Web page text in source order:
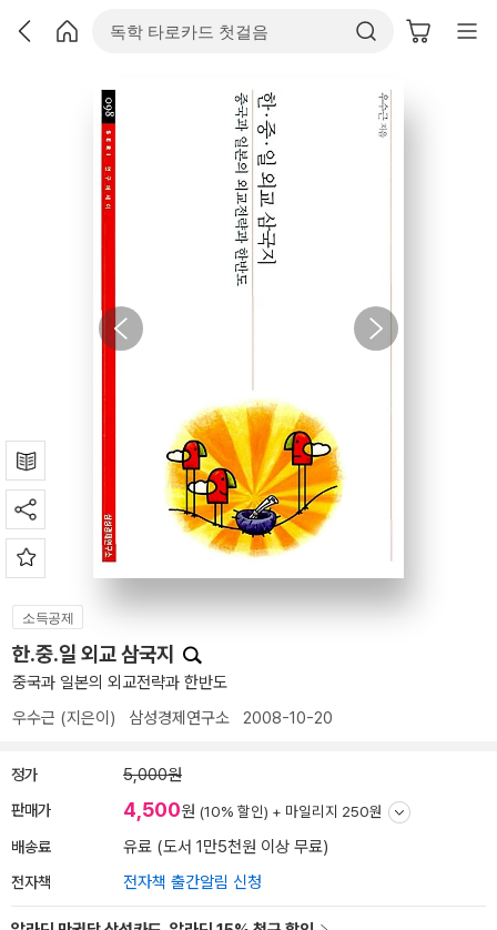
소득공제
한.중.일 외교 삼국지
중국과 일본의 외교전략과 한반도
우수근 (지은이) 삼성경제연구소 2008-10-20
정가 5,000원
판매가 4,500원 (10% 할인) + 마일리지 250원
배송료 유료 (도서 1만5천원 이상 무료)
전자책 전자책 출간알림 신청